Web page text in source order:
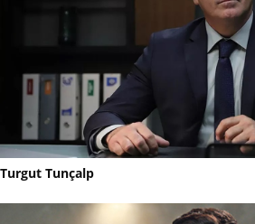
Turgut Tunçalp